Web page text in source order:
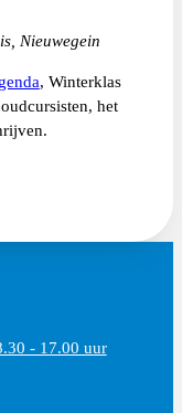
Nieuwegein
, Winterklas
het
- 17.00 uur